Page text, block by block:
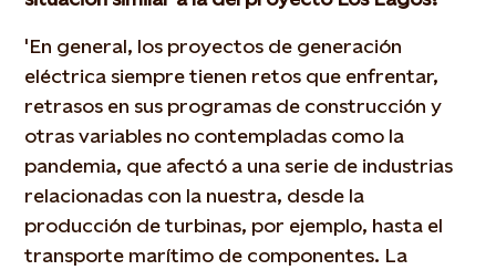
'En general, los proyectos de generación
eléctrica siempre tienen retos que enfrentar,
retrasos en sus programas de construcción y
otras variables no contempladas como la
pandemia, que afectó a una serie de industrias
relacionadas con la nuestra, desde la
producción de turbinas, por ejemplo, hasta el
transporte marítimo de componentes. La